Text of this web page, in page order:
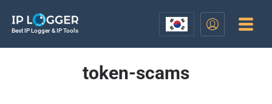
Best IP Logger & IP Tools
token-scams